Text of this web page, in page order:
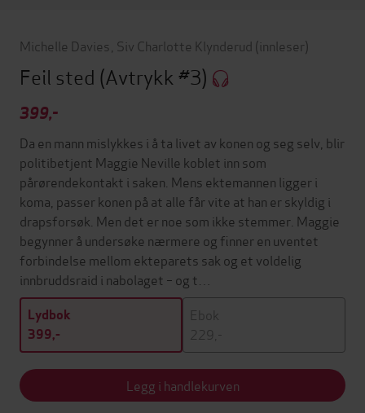
Michelle Davies Siv Charlotte Klynderud (innleser)
Feil sted (Avtrykk #3)
399,-
Da en mann mislykkes i å ta livet av konen og seg selv, blir
politibetjent Maggie Neville koblet inn som
pårørendekontakt i saken. Mens ektemannen ligger i
koma, passer konen på at alle får vite at han er skyldig i
drapsforsøk. Men det er noe som ikke stemmer. Maggie
begynner å undersøke nærmere og finner en uventet
forbindelse mellom ekteparets sak og et voldelig
innbruddsraid i nabolaget – og t…
Lydbok
399,-
Ebok
229,-
Legg i handlekurven